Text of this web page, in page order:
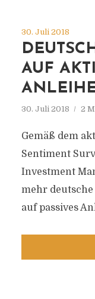
30. Juli 2018
AUF
30. Juli 2018 2
Gemäß dem
Sentiment
Investment
mehr
auf passives